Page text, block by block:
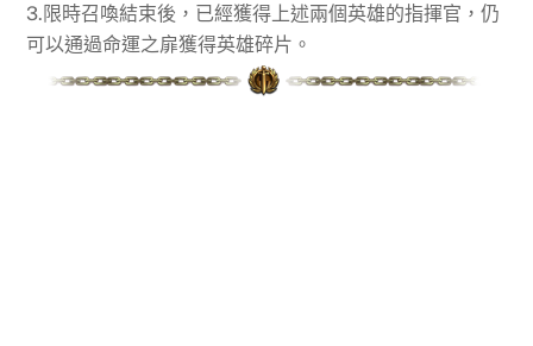
3.限時召喚結束後，已經獲得上述兩個英雄的指揮官，仍
可以通過命運之扉獲得英雄碎片。